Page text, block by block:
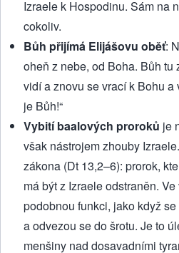
Izraele k Hospodinu. Sám na
cokoliv.
Bůh přijímá Elijášovu oběť:
oheň z nebe, od Boha. Bůh
vidí a znovu se vrací k Bohu a
je Bůh!“
Vybití baalových proroků je
však nástrojem zhouby
zákona (Dt 13,2–6): prorok,
má být z Izraele odstraněn.
podobnou funkci, jako když
a odvezou se do šrotu. Je to
menšiny nad dosavadními